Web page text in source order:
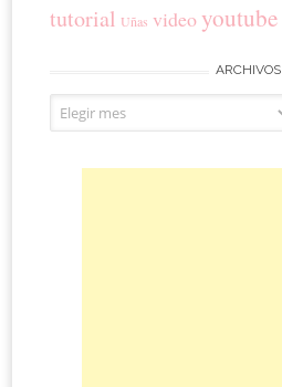
tutorial Uñas videoyoutube
ARCHIVOS
Archivos